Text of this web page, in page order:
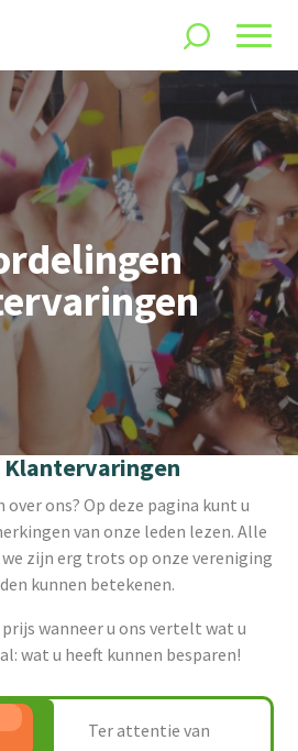
Klantervaringen
ons? Op deze pagina kunt u
van onze leden lezen. Alle
zijn erg trots op onze vereniging
kunnen betekenen.
wanneer u ons vertelt wat u
wat u heeft kunnen besparen!
Ter attentie van